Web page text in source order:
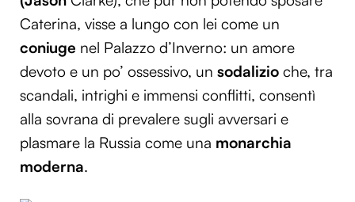
Caterina, visse a lungo con lei come un
coniuge nel Palazzo d’Inverno: un amore
devoto e un po’ ossessivo, un sodalizio che, tra
scandali, intrighi e immensi conflitti, consentì
alla sovrana di prevalere sugli avversari e
plasmare la Russia come una monarchia
moderna.